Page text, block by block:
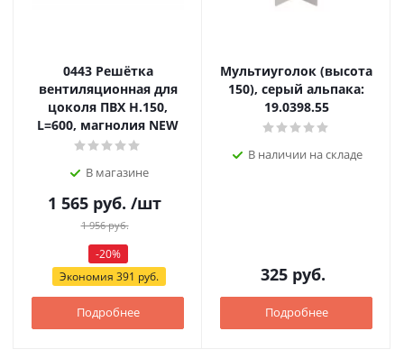
0443 Решётка
вентиляционная для
цоколя ПВХ H.150,
L=600, магнолия NEW
В магазине
1 565 руб. /шт
1 956руб.
-20%
Экономия 391 руб.
Подробнее
Мультиуголок (высота
150), серый альпака:
19.0398.55
В наличии на складе
325 руб.
Подробнее